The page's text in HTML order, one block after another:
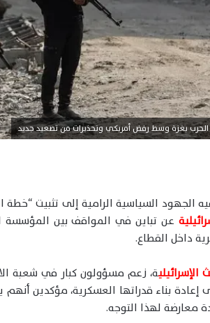
الحرب بغزة وسط رفض أمريكي وتحذيرات من تصعيد جديد
الجهود السياسية الرامية إلى تثبيت
عن تباين في المواقف بين المؤسسة
داخل القطاع.
الإسرائيلية، زعم مسؤولون كبار في شعبة
بناء قدراتها العسكرية، مؤكدين
معارضة لهذا التوجه.